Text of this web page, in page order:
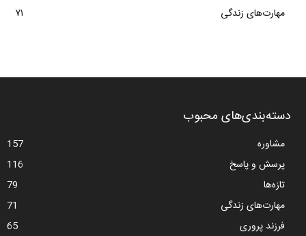
مهارت‌های زندگی
۷۱
دسته‌بندی‌های محبوب
مشاوره
157
پرسش و پاسخ
116
تازه‌ها
79
مهارت‌های زندگی
71
فرزند پروری
65